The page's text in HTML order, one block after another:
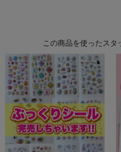
この商品を使ったスタ